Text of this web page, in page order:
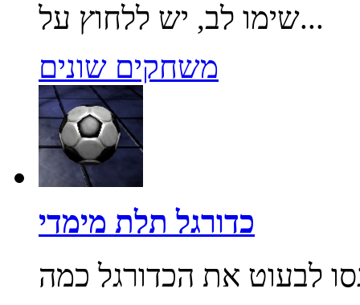
שימו לב, יש ללחוץ על...
משחקים שונים
כדורגל תלת מימדי